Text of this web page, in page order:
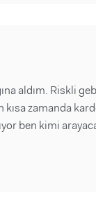
aldım. Riskli
zamanda
ben kimi